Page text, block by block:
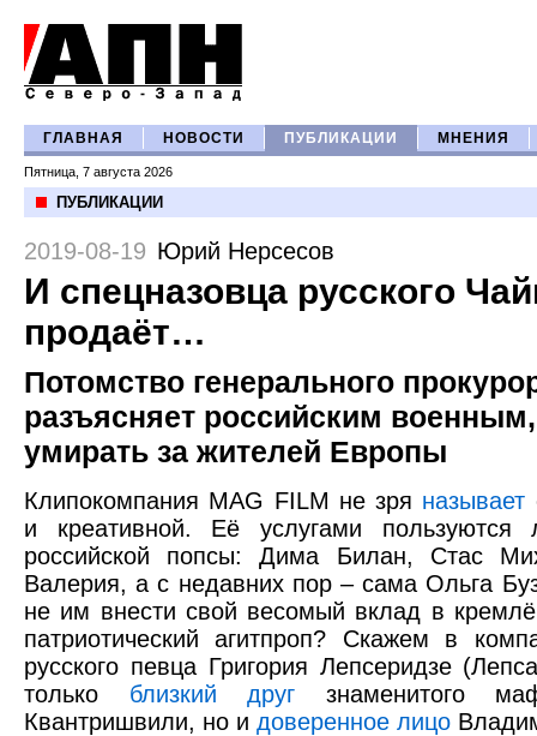
ГЛАВНАЯ НОВОСТИ ПУБЛИКАЦИИ МНЕНИЯ
Пятница, 7 августа 2026
ПУБЛИКАЦИИ
2019-08-19 Юрий Нерсесов
И спецназовца русского
продаёт…
Потомство генерального
разъясняет российским
умирать за жителей Европы
Клипокомпания MAG FILM не зря называет
и креативной. Её услугами
российской попсы: Дима Билан, Стас
Валерия, а с недавних пор – сама Ольга
не им внести свой весомый вклад в
патриотический агитпроп? Скажем в
русского певца Григория Лепсеридзе
только близкий друг знаменитого
Квантришвили, но и доверенное лицо